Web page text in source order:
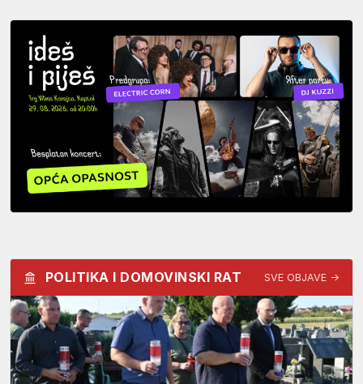
POLITIKA I DOMOVINSKI RAT SVE OBJAVE →